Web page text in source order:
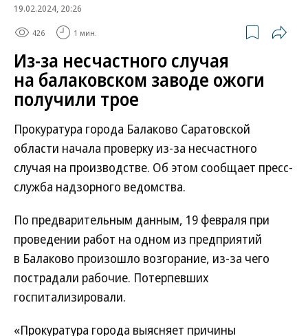
19.02.2024, 20:26
426 1 мин.
Из-за несчастного случая
на балаковском заводе ожоги
получили трое
Прокуратура города Балаково Саратовской
области начала проверку из-за несчастного
случая на производстве. Об этом сообщает пресс-
служба надзорного ведомства.
По предварительным данным, 19 февраля при
проведении работ на одном из предприятий
в Балаково произошло возгорание, из-за чего
пострадали рабочие. Потерпевших
госпитализировали.
«Прокуратура города выясняет причины